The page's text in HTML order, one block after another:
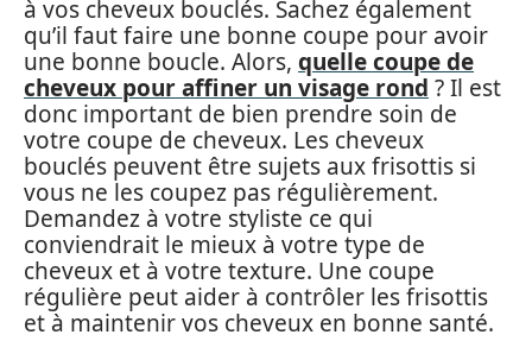
à vos cheveux bouclés. Sachez également
qu’il faut faire une bonne coupe pour avoir
une bonne boucle. Alors, quelle coupe de
cheveux pour affiner un visage rond ? Il est
donc important de bien prendre soin de
votre coupe de cheveux. Les cheveux
bouclés peuvent être sujets aux frisottis si
vous ne les coupez pas régulièrement.
Demandez à votre styliste ce qui
conviendrait le mieux à votre type de
cheveux et à votre texture. Une coupe
régulière peut aider à contrôler les frisottis
et à maintenir vos cheveux en bonne santé.